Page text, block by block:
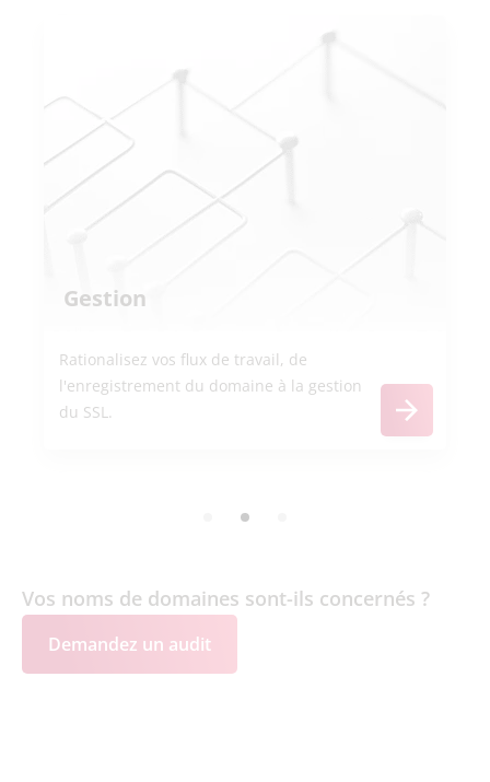
Gestion
Rationalisez vos flux de travail, de
l'enregistrement du domaine à la gestion
du SSL.
Vos noms de domaines sont-ils concernés ?
Demandez un audit